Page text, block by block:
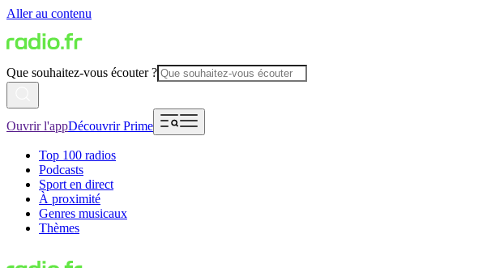
Aller au contenu
Que souhaitez-vous écouter ?
Ouvrir l'appDécouvrir Prime
Top 100 radios
Podcasts
Sport en direct
À proximité
Genres musicaux
Thèmes